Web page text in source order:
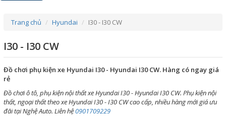
Trang chủ Hyundai I30 - I30 CW
I30 - I30 CW
Đồ chơi phụ kiện xe Hyundai I30 - Hyundai I30 CW. Hàng có ngay giá
rẻ
Đồ chơi ô tô, phụ kiện nội thất xe Hyundai I30 - Hyundai I30 CW. Phụ kiện nội
thất, ngoại thất theo xe Hyundai I30 - I30 CW cao cấp, nhiều hàng mới giá ưu
đãi tại Nghệ Auto. Liên hệ0901709229